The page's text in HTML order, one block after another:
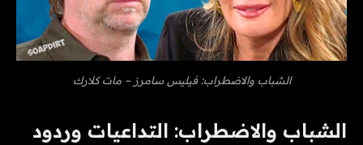
الشباب والاضطراب: فيليس سامرز – مات كلارك
الشباب والاضطراب: التداعيات وردود